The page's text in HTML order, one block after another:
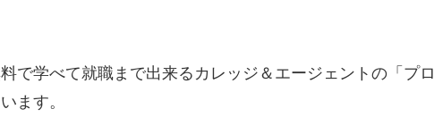
で学べて就職まで出来るカレッジ＆エージェントの「プロ
ます。